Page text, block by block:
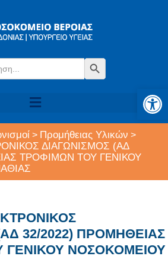
Search Button
> Προμήθειας Υλικών >
ΔΙΑΓΩΝΙΣΜΟΣ (ΑΔ
ΤΡΟΦΙΜΩΝ ΤΟΥ ΓΕΝΙΚΟΥ
32/2022) ΠΡΟΜΗΘΕΙΑΣ
ΓΕΝΙΚΟΥ ΝΟΣΟΚΟΜΕΙΟΥ